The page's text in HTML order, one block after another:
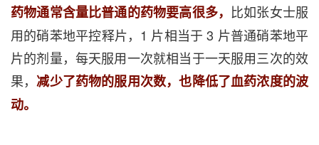
药物通常含量比普通的药物要高很多， 比如张女士服
用的硝苯地平控释片，1 片相当于 3 片普通硝苯地平
片的剂量，每天服用一次就相当于一天服用三次的效
果， 减少了药物的服用次数，也降低了血药浓度的波
动。